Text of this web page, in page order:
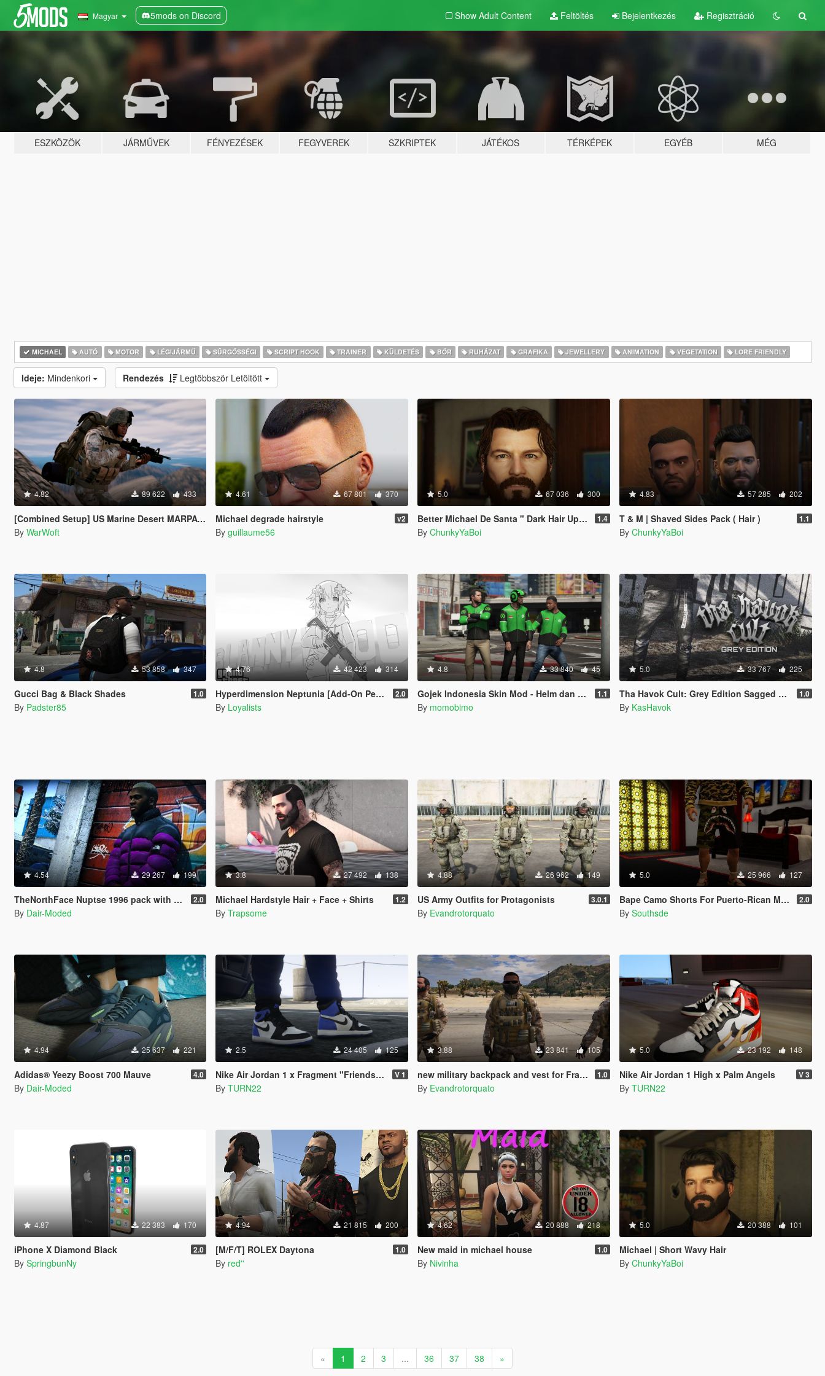
Magyar 5mods on Discord Show Adult Content Feltöltés Bejelentkezés Regisztráció
ESZKÖZÖK JÁRMŰVEK FÉNYEZÉSEK FEGYVEREK SZKRIPTEK JÁTÉKOS TÉRKÉPEK EGYÉB MÉG
MICHAEL AUTÓ MOTOR LÉGIJÁRMŰ SŰRGŐSSÉGI SCRIPT HOOK TRAINER KÜLDETÉS BŐR RUHÁZAT GRAFIKA JEWELLERY ANIMATION VEGETATION LORE FRIENDLY
Ideje: Mindenkori Rendezés Legtöbbször Letöltött
4.82 89 622 433
[Combined Setup] US Marine Desert MARPAT Outfits for Franklin, Trevor and Michael
By WarWoft
4.61 67 801 370
Michael degrade hairstyle v2
By guillaume56
5.0 67 036 300
Better Michael De Santa " Dark Hair Update " (Face, Beard & Hair) 1.4
By ChunkyYaBoi
4.83 57 285 202
T & M | Shaved Sides Pack ( Hair ) 1.1
By ChunkyYaBoi
4.8 53 858 347
Gucci Bag & Black Shades 1.0
By Padster85
4.76 42 423 314
Hyperdimension Neptunia [Add-On Ped / Replace] 2.0
By Loyalists
4.8 33 840 45
Gojek Indonesia Skin Mod - Helm dan Jaket Gojek 1.1
By momobimo
5.0 33 767 225
Tha Havok Cult: Grey Edition Sagged Jeans 1.0
By KasHavok
4.54 29 267 199
TheNorthFace Nuptse 1996 pack with hood 2.0
By Dair-Moded
3.8 27 492 138
Michael Hardstyle Hair + Face + Shirts 1.2
By Trapsome
4.88 26 962 149
US Army Outfits for Protagonists 3.0.1
By Evandrotorquato
5.0 25 966 127
Bape Camo Shorts For Puerto-Rican Michael & Franklin 2.0
By Southsde
4.94 25 637 221
Adidas® Yeezy Boost 700 Mauve 4.0
By Dair-Moded
2.5 24 405 125
Nike Air Jordan 1 x Fragment "Friends & Family" V 1
By TURN22
3.88 23 841 105
new military backpack and vest for Franklin, Trevor and Michael 1.0
By Evandrotorquato
5.0 23 192 148
Nike Air Jordan 1 High x Palm Angels V 3
By TURN22
4.87 22 383 170
iPhone X Diamond Black 2.0
By SpringbunNy
4.94 21 815 200
[M/F/T] ROLEX Daytona 1.0
By red''
4.62 20 888 218
New maid in michael house 1.0
By Nivinha
5.0 20 388 101
Michael | Short Wavy Hair
By ChunkyYaBoi
« 1 2 3 ... 36 37 38 »